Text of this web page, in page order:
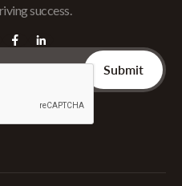
success.